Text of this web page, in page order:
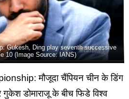
Gukesh, Ding play seventh successive
10 (Image Source: IANS)
मौजूदा चैंपियन चीन के डिंग
डोमाराजू के बीच फिडे विश्व